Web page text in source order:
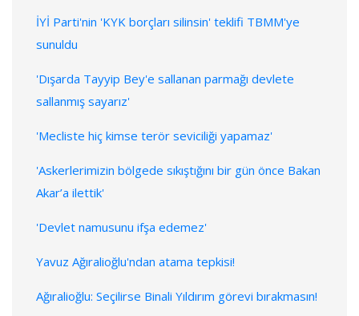
İYİ Parti'nin 'KYK borçları silinsin' teklifi TBMM'ye
sunuldu
'Dışarda Tayyip Bey'e sallanan parmağı devlete
sallanmış sayarız'
'Mecliste hiç kimse terör seviciliği yapamaz'
'Askerlerimizin bölgede sıkıştığını bir gün önce Bakan
Akar’a ilettik'
'Devlet namusunu ifşa edemez'
Yavuz Ağıralioğlu'ndan atama tepkisi!
Ağıralioğlu: Seçilirse Binali Yıldırım görevi bırakmasın!